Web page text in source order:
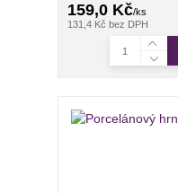
159,0 Kč/ks
131,4 Kč bez DPH